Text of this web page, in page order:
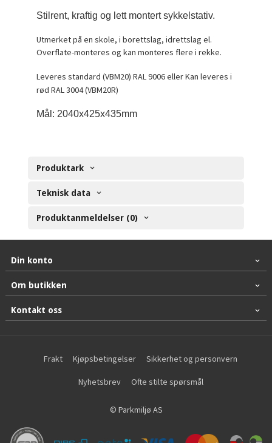
Stilrent, kraftig og lett montert sykkelstativ.
Utmerket på en skole, i borettslag, idrettslag el.
Overflate-monteres og kan monteres flere i rekke.
Leveres standard (VBM20) RAL 9006 eller Kan leveres i
rød RAL 3004 (VBM20R)
Mål: 2040x425x435mm
Produktark
Teknisk data
Produktanmeldelser (0)
Din konto
Om butikken
Kontakt oss
Frakt Kjøpsbetingelser Sikkerhet og personvern
Nyhetsbrev Ofte stilte spørsmål
© Parkmiljø AS